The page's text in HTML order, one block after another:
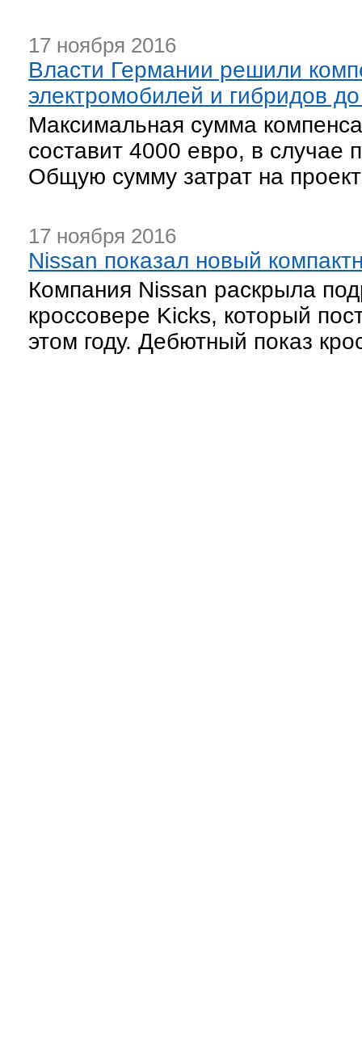
17 ноября 2016
Власти Германии решили
электромобилей и гибридов
Максимальная сумма
составит 4000 евро, в
Общую сумму затрат на
17 ноября 2016
Nissan показал новый
Компания Nissan раскрыла
кроссовере Kicks, который
этом году. Дебютный показ